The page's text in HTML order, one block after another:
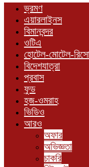
ভ্রমণ
এয়ারলাইনস
বিমানবন্দর
ওটিএ
হোটেল-মোটেল-
বিদেশযাত্রা
প্রবাস
ফুড
হজ-ওমরাহ
ভিডিও
আরও
অফার
অভিজ্ঞতা
চাকরি